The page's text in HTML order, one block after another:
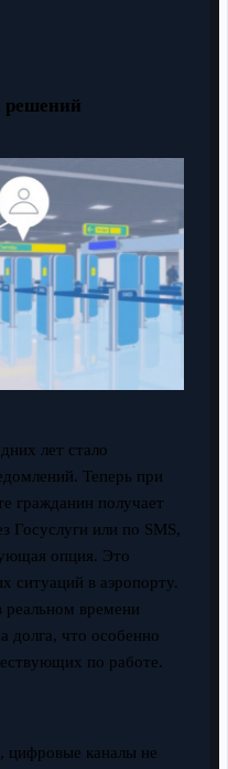
решений
лет стало
Теперь при
гражданин получает
Госуслуги или по SMS,
опция. Это
ситуаций в аэропорту.
реальном времени
долга, что особенно
по работе.
цифровые каналы не